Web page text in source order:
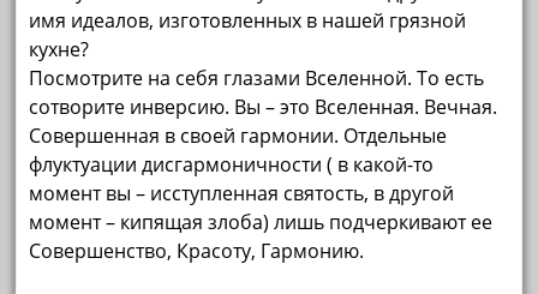
имя идеалов, изготовленных в нашей грязной
кухне?
Посмотрите на себя глазами Вселенной. То есть
сотворите инверсию. Вы – это Вселенная. Вечная.
Совершенная в своей гармонии. Отдельные
флуктуации дисгармоничности ( в какой-то
момент вы – исступленная святость, в другой
момент – кипящая злоба) лишь подчеркивают ее
Совершенство, Красоту, Гармонию.